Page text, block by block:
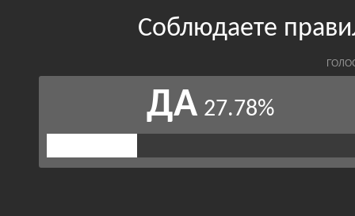
Соблюдаете
ДА 27.78%